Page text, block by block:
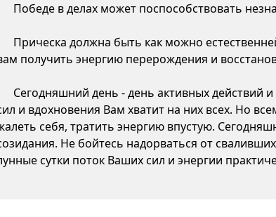
Победе в делах может поспособствовать
Прическа должна быть как можно
получить энергию перерождения и
Сегодняшний день - день активных действий
и вдохновения Вам хватит на них всех. Но
себя, тратить энергию впустую.
Не бойтесь надорваться от
сутки поток Ваших сил и энергии